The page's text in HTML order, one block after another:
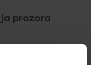
prozora